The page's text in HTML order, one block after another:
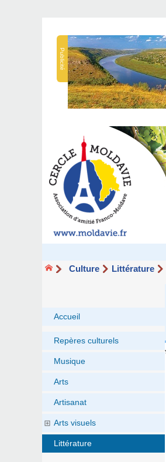
Publicité
Culture Littérature
Accueil
Repères culturels
Musique
Arts
Artisanat
Arts visuels
Littérature